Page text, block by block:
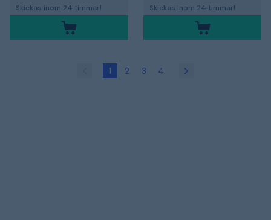
Skickas inom 24 timmar! Skickas inom 24 timmar!
1 2 3 4